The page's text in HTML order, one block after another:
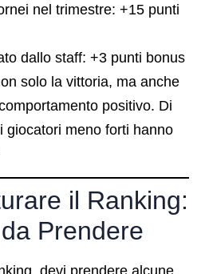
nel trimestre: +15 punti
dallo staff: +3 punti bonus
solo la vittoria, ma anche
positivo. Di
giocatori meno forti hanno
il Ranking:
Prendere